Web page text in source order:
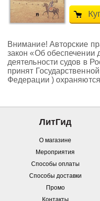
Внимание! Авторские
закон «Об обеспечении
деятельности судов в
принят
Федерации )
ЛитГид
О магазине
Мероприятия
Способы оплаты
Способы доставки
Промо
Контакты